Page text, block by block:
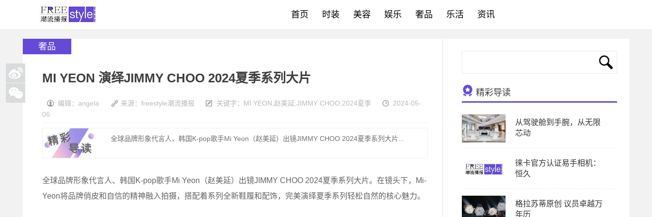
首页 时装 美容 娱乐 奢品 乐活 资讯
奢品
MI YEON 演绎JIMMY CHOO 2024夏季系列大片
编辑：angela 来源：freestyle潮流播报 关键字： MI YEON 赵美延 JIMMY CHOO 2024夏季
2024-05-
06
全球品牌形象代言人、韩国K-pop歌手Mi Yeon（赵美延）出镜JIMMY CHOO 2024夏季系列大片...
全球品牌形象代言人、韩国K-pop歌手Mi Yeon（赵美延）出镜JIMMY CHOO 2024夏季系列大片。在镜头下，Mi-
Yeon将品牌俏皮和自信的精神融入拍摄，搭配着系列全新鞋履和配饰，完美演绎夏季系列轻松自然的核心魅力。
精彩导读
从驾驶舱到手腕，从无限
芯动
徕卡官方认证易手相机：
恒久
格拉苏蒂原创 议员卓越万
年历